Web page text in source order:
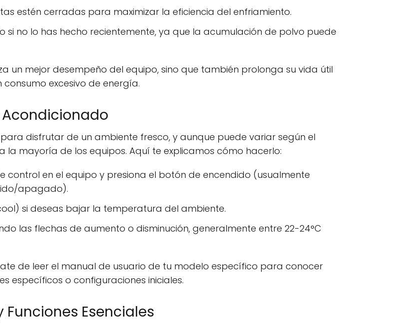
estén cerradas para maximizar la eficiencia del enfriamiento.
si no lo has hecho recientemente, ya que la acumulación de polvo puede
un mejor desempeño del equipo, sino que también prolonga su vida útil
excesivo de energía.
Acondicionado
disfrutar de un ambiente fresco, y aunque puede variar según el
la mayoría de los equipos. Aquí te explicamos cómo hacerlo:
control en el equipo y presiona el botón de encendido (usualmente
apagado).
si deseas bajar la temperatura del ambiente.
las flechas de aumento o disminución, generalmente entre 22-24°C
de leer el manual de usuario de tu modelo específico para conocer
específicos o configuraciones iniciales.
Esenciales